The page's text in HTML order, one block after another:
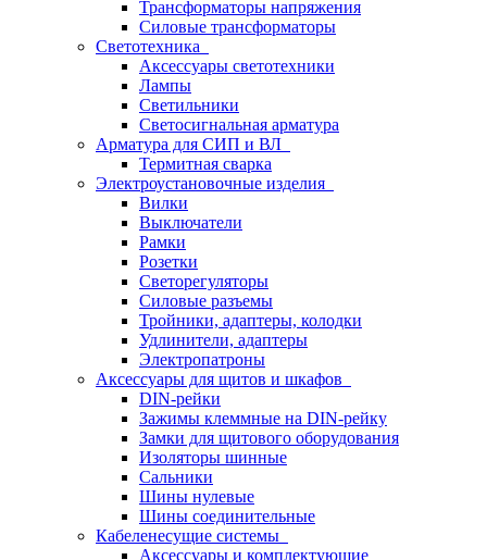
Трансформаторы напряжения
Силовые трансформаторы
Светотехника
Аксессуары светотехники
Лампы
Светильники
Светосигнальная арматура
Арматура для СИП и ВЛ
Термитная сварка
Электроустановочные изделия
Вилки
Выключатели
Рамки
Розетки
Светорегуляторы
Силовые разъемы
Тройники, адаптеры, колодки
Удлинители, адаптеры
Электропатроны
Аксессуары для щитов и шкафов
DIN-рейки
Зажимы клеммные на DIN-рейку
Замки для щитового оборудования
Изоляторы шинные
Сальники
Шины нулевые
Шины соединительные
Кабеленесущие системы
Аксессуары и комплектующие